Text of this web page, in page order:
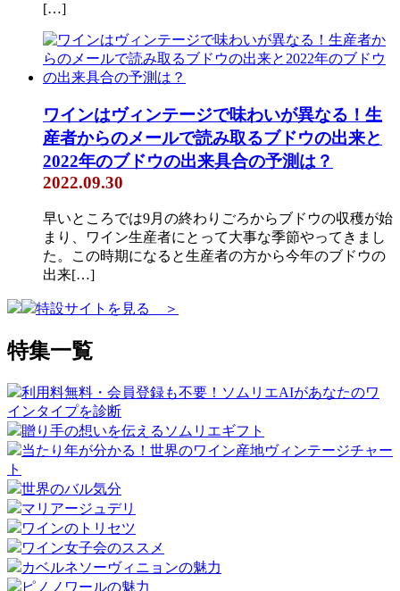
[…]
ワインはヴィンテージで味わいが異なる！生
産者からのメールで読み取るブドウの出来と
2022年のブドウの出来具合の予測は？
2022.09.30
早いところでは9月の終わりごろからブドウの収穫が始
まり、ワイン生産者にとって大事な季節やってきまし
た。この時期になると生産者の方から今年のブドウの
出来[…]
特設サイトを見る ＞
特集一覧
利用料無料・会員登録も不要！ソムリエAIがあなたのワ
インタイプを診断
贈り手の想いを伝えるソムリエギフト
当たり年が分かる！世界のワイン産地ヴィンテージチャー
ト
世界のバル気分
マリアージュデリ
ワインのトリセツ
ワイン女子会のススメ
カベルネソーヴィニョンの魅力
ピノノワールの魅力